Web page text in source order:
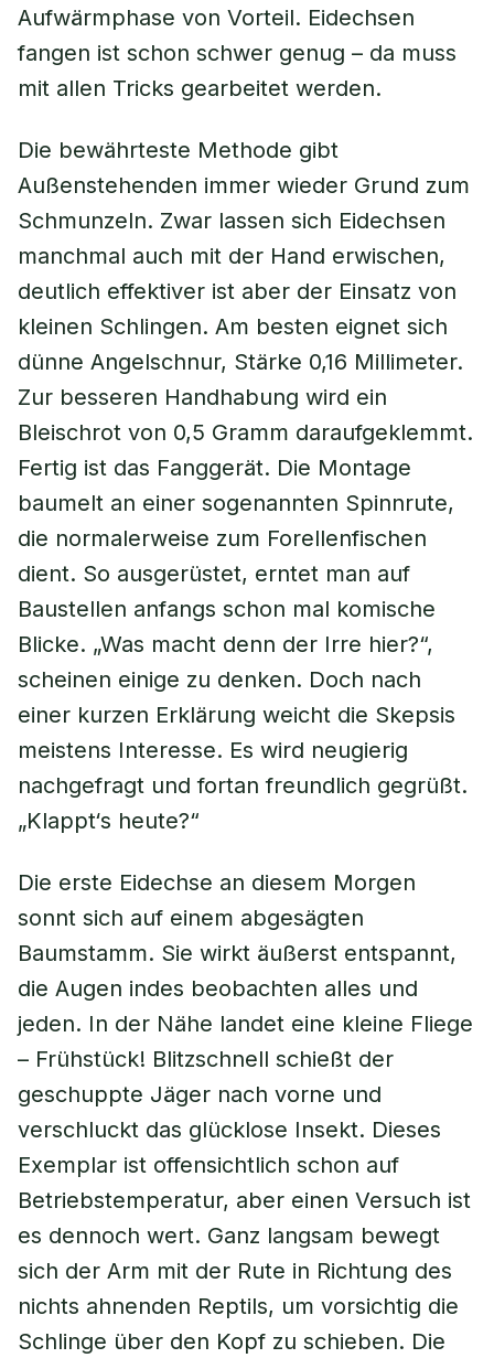
Aufwärmphase von Vorteil. Eidechsen
fangen ist schon schwer genug – da muss
mit allen Tricks gearbeitet werden.
Die bewährteste Methode gibt
Außenstehenden immer wieder Grund zum
Schmunzeln. Zwar lassen sich Eidechsen
manchmal auch mit der Hand erwischen,
deutlich effektiver ist aber der Einsatz von
kleinen Schlingen. Am besten eignet sich
dünne Angelschnur, Stärke 0,16 Millimeter.
Zur besseren Handhabung wird ein
Bleischrot von 0,5 Gramm daraufgeklemmt.
Fertig ist das Fanggerät. Die Montage
baumelt an einer sogenannten Spinnrute,
die normalerweise zum Forellenfischen
dient. So ausgerüstet, erntet man auf
Baustellen anfangs schon mal komische
Blicke. „Was macht denn der Irre hier?“,
scheinen einige zu denken. Doch nach
einer kurzen Erklärung weicht die Skepsis
meistens Interesse. Es wird neugierig
nachgefragt und fortan freundlich gegrüßt.
„Klappt‘s heute?“
Die erste Eidechse an diesem Morgen
sonnt sich auf einem abgesägten
Baumstamm. Sie wirkt äußerst entspannt,
die Augen indes beobachten alles und
jeden. In der Nähe landet eine kleine Fliege
– Frühstück! Blitzschnell schießt der
geschuppte Jäger nach vorne und
verschluckt das glücklose Insekt. Dieses
Exemplar ist offensichtlich schon auf
Betriebstemperatur, aber einen Versuch ist
es dennoch wert. Ganz langsam bewegt
sich der Arm mit der Rute in Richtung des
nichts ahnenden Reptils, um vorsichtig die
Schlinge über den Kopf zu schieben. Die